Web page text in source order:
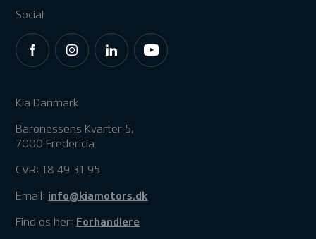
Social
Kia Danmark
Baronessens Kvarter 5,
7000 Fredericia
CVR: 18 49 31 95
Email: info@kiamotors.dk
Find os her: Forhandlere